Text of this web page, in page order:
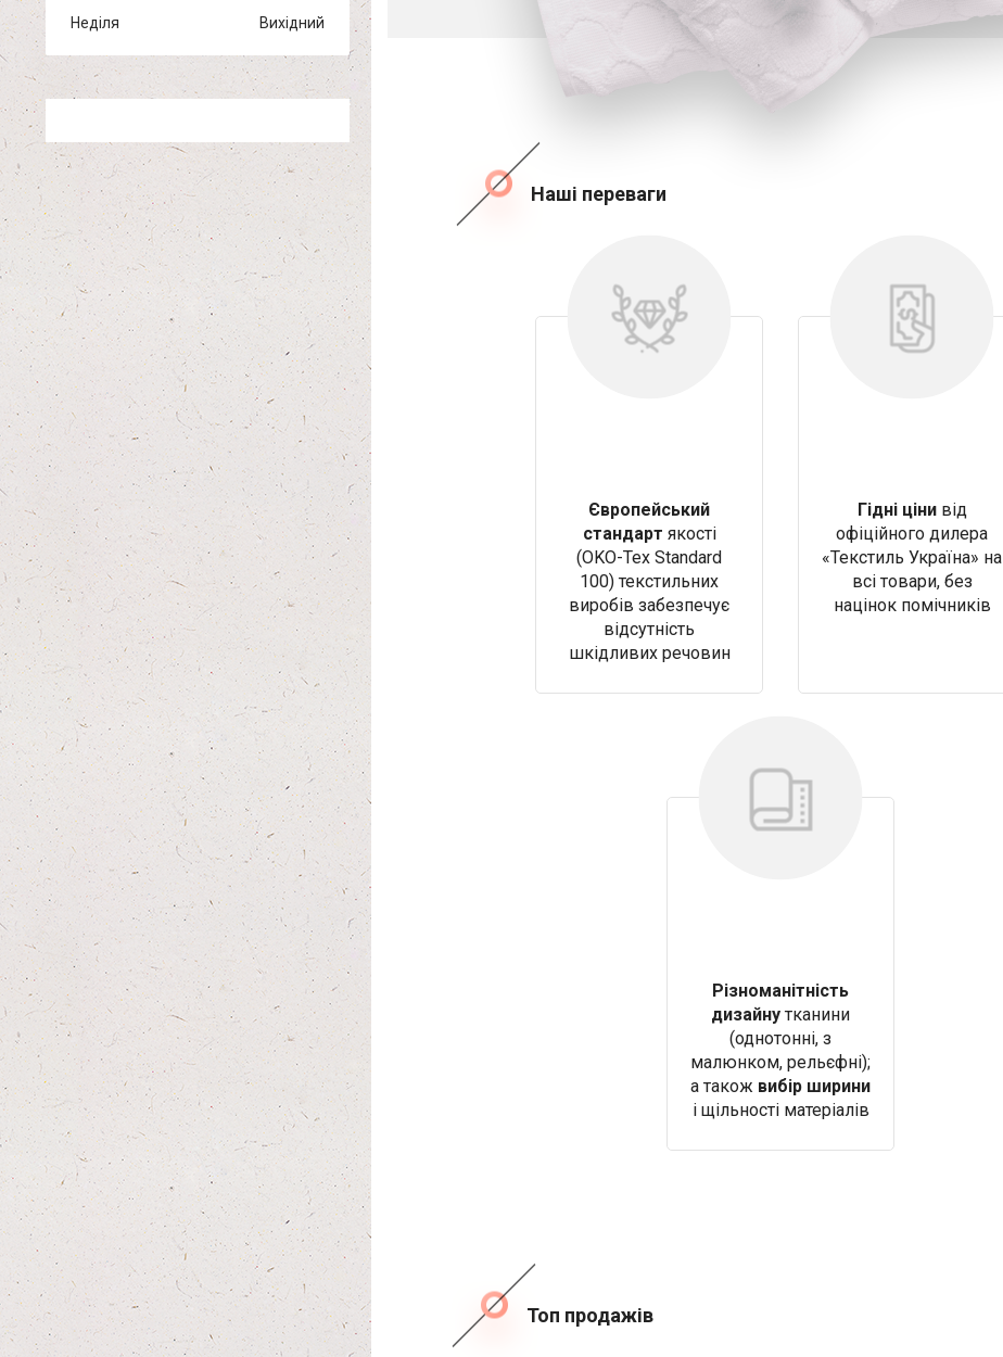
Наші переваги
Європейський
стандарт якості
(OKO-Tex Standard
100) текстильних
виробів забезпечує
відсутність
шкідливих речовин
Гідні цінивід
офіційного дилера
«Текстиль Україна» на
всі товари, без
націнок помічників
Різноманітність
дизайну тканини
(однотонні, з
малюнком, рельєфні);
а також вибір ширини
і щільності матеріалів
Топ продажів
Неділя
Вихідний